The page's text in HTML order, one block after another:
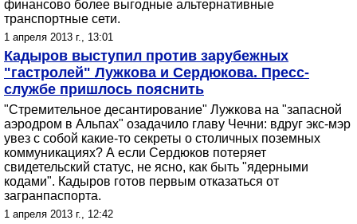
финансово более выгодные альтернативные
транспортные сети.
1 апреля 2013 г., 13:01
Кадыров выступил против зарубежных
"гастролей" Лужкова и Сердюкова. Пресс-
службе пришлось пояснить
"Стремительное десантирование" Лужкова на "запасной
аэродром в Альпах" озадачило главу Чечни: вдруг экс-мэр
увез с собой какие-то секреты о столичных поземных
коммуникациях? А если Сердюков потеряет
свидетельский статус, не ясно, как быть "ядерными
кодами". Кадыров готов первым отказаться от
загранпаспорта.
1 апреля 2013 г., 12:42